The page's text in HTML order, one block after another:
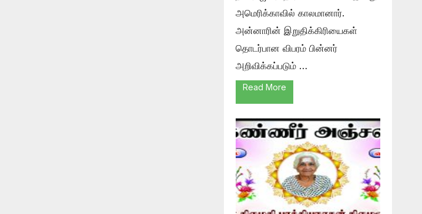
அமெரிக்காவில் காலமானார்.
அன்னாரின் இறுதிக்கிரியைகள்
தொடர்பான விபரம் பின்னர்
அறிவிக்கப்படும் …
Read More